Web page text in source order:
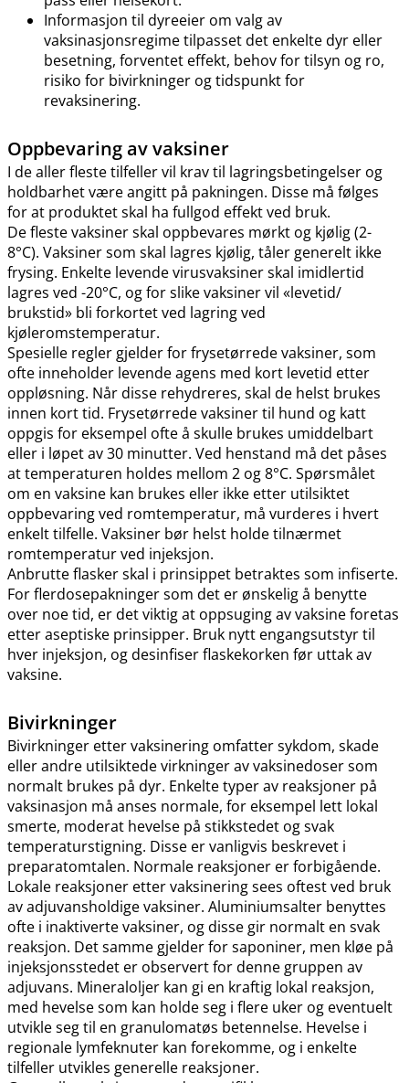
Informasjon til dyreeier om valg av
vaksinasjonsregime tilpasset det enkelte dyr eller
besetning, forventet effekt, behov for tilsyn og ro,
risiko for bivirkninger og tidspunkt for
revaksinering.
Oppbevaring av vaksiner
I de aller fleste tilfeller vil krav til lagringsbetingelser og
holdbarhet være angitt på pakningen. Disse må følges
for at produktet skal ha fullgod effekt ved bruk.
De fleste vaksiner skal oppbevares mørkt og kjølig (2-
8°C). Vaksiner som skal lagres kjølig, tåler generelt ikke
frysing. Enkelte levende virusvaksiner skal imidlertid
lagres ved -20°C, og for slike vaksiner vil «levetid​/​
brukstid» bli forkortet ved lagring ved
kjøleromstemperatur.
Spesielle regler gjelder for frysetørrede vaksiner, som
ofte inneholder levende agens med kort levetid etter
oppløsning. Når disse rehydreres, skal de helst brukes
innen kort tid. Frysetørrede vaksiner til hund og katt
oppgis for eksempel ofte å skulle brukes umiddelbart
eller i løpet av 30 minutter. Ved henstand må det påses
at temperaturen holdes mellom 2 og 8°C. Spørsmålet
om en vaksine kan brukes eller ikke etter utilsiktet
oppbevaring ved romtemperatur, må vurderes i hvert
enkelt tilfelle. Vaksiner bør helst holde tilnærmet
romtemperatur ved injeksjon.
Anbrutte flasker skal i prinsippet betraktes som infiserte.
For flerdosepakninger som det er ønskelig å benytte
over noe tid, er det viktig at oppsuging av vaksine foretas
etter aseptiske prinsipper. Bruk nytt engangsutstyr til
hver injeksjon, og desinfiser flaskekorken før uttak av
vaksine.
Bivirkninger
Bivirkninger etter vaksinering omfatter sykdom, skade
eller andre utilsiktede virkninger av vaksinedoser som
normalt brukes på dyr. Enkelte typer av reaksjoner på
vaksinasjon må anses normale, for eksempel lett lokal
smerte, moderat hevelse på stikkstedet og svak
temperaturstigning. Disse er vanligvis beskrevet i
preparatomtalen. Normale reaksjoner er forbigående.
Lokale reaksjoner etter vaksinering sees oftest ved bruk
av adjuvansholdige vaksiner. Aluminiumsalter benyttes
ofte i inaktiverte vaksiner, og disse gir normalt en svak
reaksjon. Det samme gjelder for saponiner, men kløe på
injeksjonsstedet er observert for denne gruppen av
adjuvans. Mineraloljer kan gi en kraftig lokal reaksjon,
med hevelse som kan holde seg i flere uker og eventuelt
utvikle seg til en granulomatøs betennelse. Hevelse i
regionale lymfeknuter kan forekomme, og i enkelte
tilfeller utvikles generelle reaksjoner.